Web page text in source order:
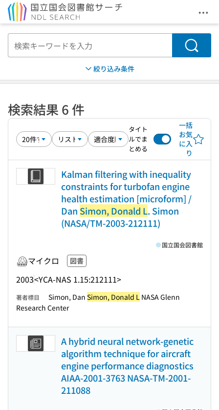
メ
検索
絞り込み条件
検索結果 6 件
タイト
ルでま
とめる
一括
お気
に入
り
Kalman filtering with inequality
constraints for turbofan engine
health estimation [microform] /
Dan Simon, Donald L. Simon
(NASA/TM-2003-212111)
マイクロ 図書
2003<YCA-NAS 1.15:212111>
国立国会図書館
著者標目 Simon, Dan Simon, Donald L NASA Glenn
Research Center
A hybrid neural network-genetic
algorithm technique for aircraft
engine performance diagnostics
AIAA-2001-3763 NASA-TM-2001-
211088